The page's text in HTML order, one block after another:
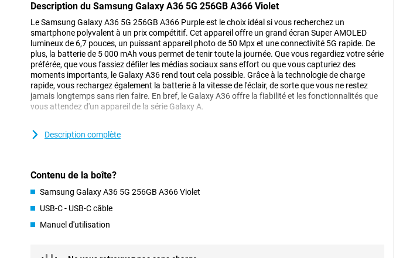
Description du Samsung Galaxy A36 5G 256GB A366 Violet
Le Samsung Galaxy A36 5G 256GB A366 Purple est le choix idéal si vous recherchez un
smartphone polyvalent à un prix compétitif. Cet appareil offre un grand écran Super AMOLED
lumineux de 6,7 pouces, un puissant appareil photo de 50 Mpx et une connectivité 5G rapide. De
plus, la batterie de 5 000 mAh vous permet de tenir toute la journée. Que vous regardiez votre série
préférée, que vous fassiez défiler les médias sociaux sans effort ou que vous capturiez des
moments importants, le Galaxy A36 rend tout cela possible. Grâce à la technologie de charge
rapide, vous rechargez également la batterie à la vitesse de l'éclair, de sorte que vous ne restez
jamais longtemps sans rien faire. En bref, le Galaxy A36 offre la fiabilité et les fonctionnalités que
vous attendez d'un appareil de la série Galaxy A.
Ecran AMOLED
rend chaque mouvement fluide, ce qui rend le défilement et les jeux très agréables.
Grâce à l'écran Infinity O, vous utilisez la quasi-totalité de la surface de l'écran, sans bordures ni
affichage optimal.
Description complète
Contenu de la boîte?
Samsung Galaxy A36 5G 256GB A366 Violet
USB-C - USB-C câble
Manuel d'utilisation